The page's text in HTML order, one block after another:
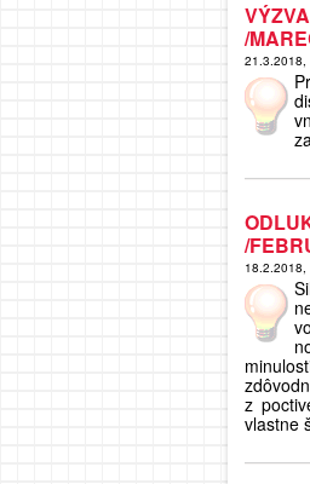
/
21.3.2018,
/
18.2.2018,
z
vlastne